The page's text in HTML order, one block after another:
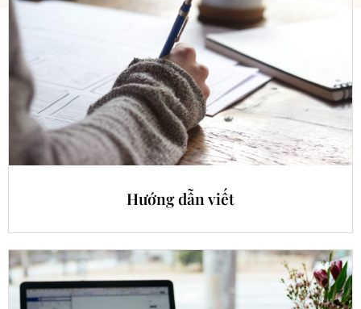
Hướng dẫn viết